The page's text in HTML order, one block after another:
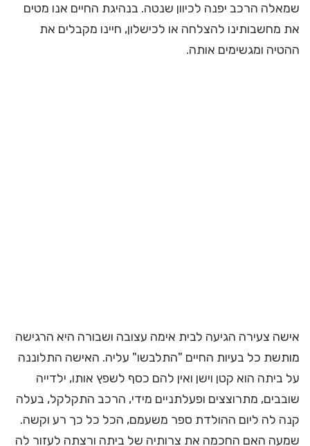
שמאלה הרכב יפנה לכיוון שנטה. בנהיגת החיים אנו מטים
את מחשבותינו להצלחה או לכישלון, חיינו מקבלים את
ההטיה ומגשימים אותה.
אישה צעירה הגיעה לבית אימה עצובה ושבורה היא הרגישה
מותשת כל בעיות החיים "התלבשו" עליה. האישה התלוננה
על ביתה הוא קטן וישן ואין להם כסף לשפץ אותו, ילדייה
שובבים, מתרוצצים ופעלתניים מידי, הרכב התקלקל, בעלה
קנה לה ליום ההולדת ספר משעמם, הכל כל כך רע וקשה.
שמעה האם החכמה את צרותיה של ביתה ורצתה לעזור לה